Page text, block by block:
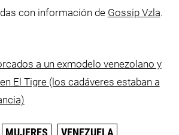
con información de Gossip Vzla.
a un exmodelo venezolano y
El Tigre (los cadáveres estaban a
MUJERES VENEZUELA